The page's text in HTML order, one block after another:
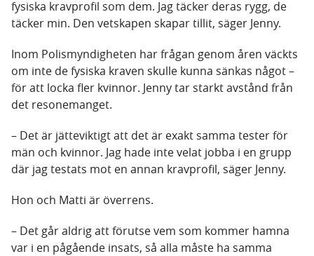
fysiska kravprofil som dem. Jag täcker deras rygg, de
täcker min. Den vetskapen skapar tillit, säger Jenny.
Inom Polismyndigheten har frågan genom åren väckts
om inte de fysiska kraven skulle kunna sänkas något –
för att locka fler kvinnor. Jenny tar starkt avstånd från
det resonemanget.
– Det är jätteviktigt att det är exakt samma tester för
män och kvinnor. Jag hade inte velat jobba i en grupp
där jag testats mot en annan kravprofil, säger Jenny.
Hon och Matti är överrens.
– Det går aldrig att förutse vem som kommer hamna
var i en pågående insats, så alla måste ha samma